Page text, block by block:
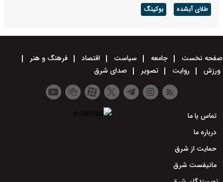
طلای آبشده بوکینگ
صفحه نخست جامعه سیاست اقتصاد
فرهنگ و هنر
ورزش
روایت تصویر صدای شرق
تماس با ما
درباره ما
حمایت از شرق
مانیفست شرق